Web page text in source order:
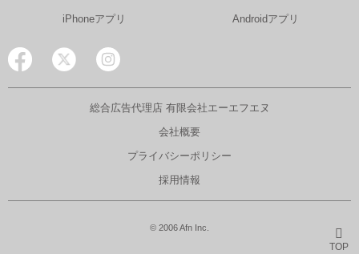
TOP
iPhoneアプリ Androidアプリ
総合広告代理店 有限会社エーエフエヌ
会社概要
プライバシーポリシー
採用情報
© 2006 Afn Inc.